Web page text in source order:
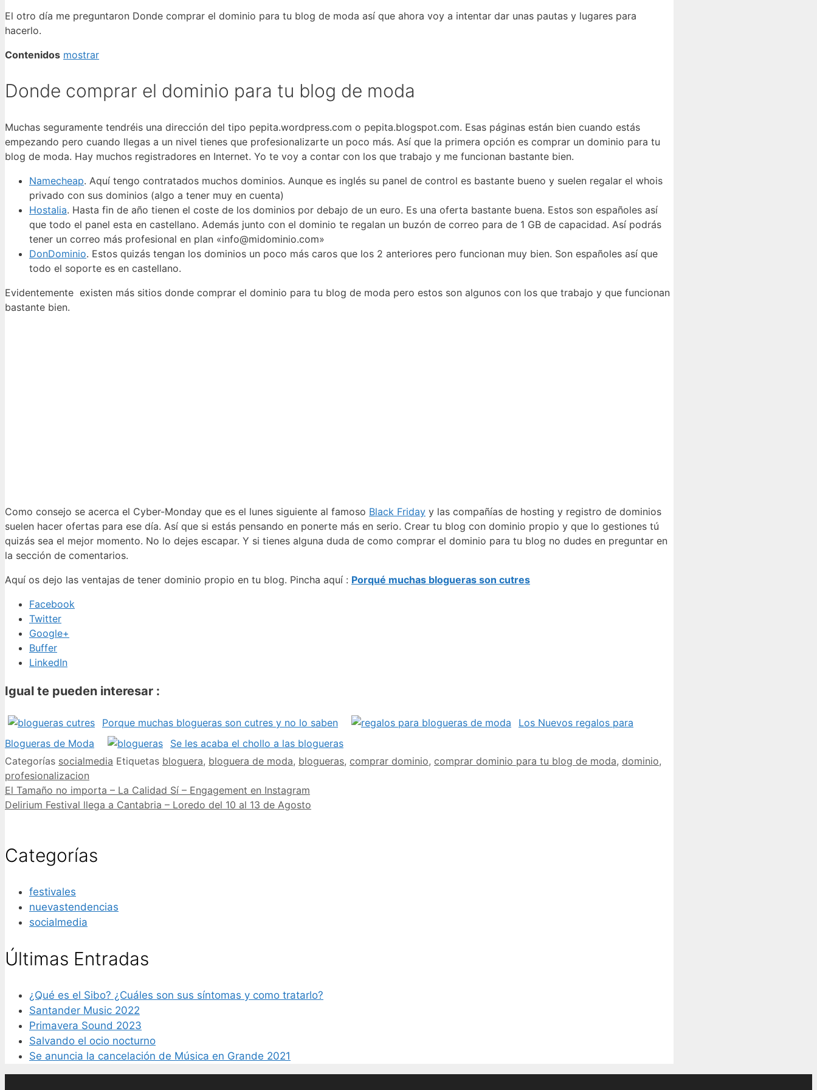
El otro día me preguntaron Donde comprar el dominio para tu blog de moda así que ahora voy a intentar dar unas pautas y lugares para
hacerlo.
Contenidos mostrar
Donde comprar el dominio para tu blog de moda
Muchas seguramente tendréis una dirección del tipo pepita.wordpress.com o pepita.blogspot.com. Esas páginas están bien cuando estás
empezando pero cuando llegas a un nivel tienes que profesionalizarte un poco más. Así que la primera opción es comprar un dominio para tu
blog de moda. Hay muchos registradores en Internet. Yo te voy a contar con los que trabajo y me funcionan bastante bien.
Namecheap. Aquí tengo contratados muchos dominios. Aunque es inglés su panel de control es bastante bueno y suelen regalar el whois
privado con sus dominios (algo a tener muy en cuenta)
Hostalia. Hasta fin de año tienen el coste de los dominios por debajo de un euro. Es una oferta bastante buena. Estos son españoles así
que todo el panel esta en castellano. Además junto con el dominio te regalan un buzón de correo para de 1 GB de capacidad. Así podrás
tener un correo más profesional en plan «info@midominio.com»
DonDominio. Estos quizás tengan los dominios un poco más caros que los 2 anteriores pero funcionan muy bien. Son españoles así que
todo el soporte es en castellano.
Evidentemente existen más sitios donde comprar el dominio para tu blog de moda pero estos son algunos con los que trabajo y que funcionan
bastante bien.
Como consejo se acerca el Cyber-Monday que es el lunes siguiente al famoso Black Friday y las compañías de hosting y registro de dominios
suelen hacer ofertas para ese día. Así que si estás pensando en ponerte más en serio. Crear tu blog con dominio propio y que lo gestiones tú
quizás sea el mejor momento. No lo dejes escapar. Y si tienes alguna duda de como comprar el dominio para tu blog no dudes en preguntar en
la sección de comentarios.
Aquí os dejo las ventajas de tener dominio propio en tu blog. Pincha aquí : Porqué muchas blogueras son cutres
Facebook
Twitter
Google+
Buffer
LinkedIn
Igual te pueden interesar :
Porque muchas blogueras son cutres y no lo saben
Los Nuevos regalos para
Blogueras de Moda
Se les acaba el chollo a las blogueras
Categorías socialmedia Etiquetas bloguera, bloguera de moda, blogueras, comprar dominio, comprar dominio para tu blog de moda, dominio,
profesionalizacion
El Tamaño no importa – La Calidad Sí – Engagement en Instagram
Delirium Festival llega a Cantabria – Loredo del 10 al 13 de Agosto
Categorías
festivales
nuevastendencias
socialmedia
Últimas Entradas
¿Qué es el Sibo? ¿Cuáles son sus síntomas y como tratarlo?
Santander Music 2022
Primavera Sound 2023
Salvando el ocio nocturno
Se anuncia la cancelación de Música en Grande 2021